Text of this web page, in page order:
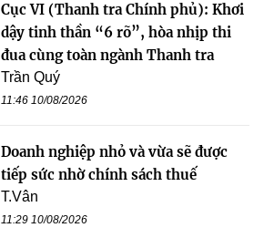
Cục VI (Thanh tra Chính phủ): Khơi
dậy tinh thần “6 rõ”, hòa nhịp thi
đua cùng toàn ngành Thanh tra
Trần Quý
11:46 10/08/2026
Doanh nghiệp nhỏ và vừa sẽ được
tiếp sức nhờ chính sách thuế
T.Vân
11:29 10/08/2026